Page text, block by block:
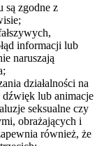
są zgodne z
informacji lub
naruszają
działalności na
lub animacje
seksualne czy
obrażających i
również, że